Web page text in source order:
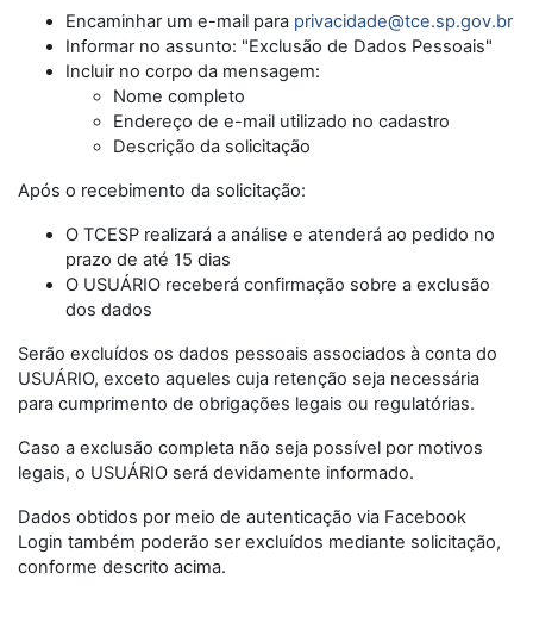
Encaminhar um e-mail para privacidade@tce.sp.gov.br
Informar no assunto: "Exclusão de Dados Pessoais"
Incluir no corpo da mensagem:
Nome completo
Endereço de e-mail utilizado no cadastro
Descrição da solicitação
Após o recebimento da solicitação:
O TCESP realizará a análise e atenderá ao pedido no
prazo de até 15 dias
O USUÁRIO receberá confirmação sobre a exclusão
dos dados
Serão excluídos os dados pessoais associados à conta do
USUÁRIO, exceto aqueles cuja retenção seja necessária
para cumprimento de obrigações legais ou regulatórias.
Caso a exclusão completa não seja possível por motivos
legais, o USUÁRIO será devidamente informado.
Dados obtidos por meio de autenticação via Facebook
Login também poderão ser excluídos mediante solicitação,
conforme descrito acima.